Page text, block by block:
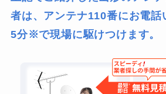
者は、アンテナ110番にお電話
5分※で現場に駆けつけます。